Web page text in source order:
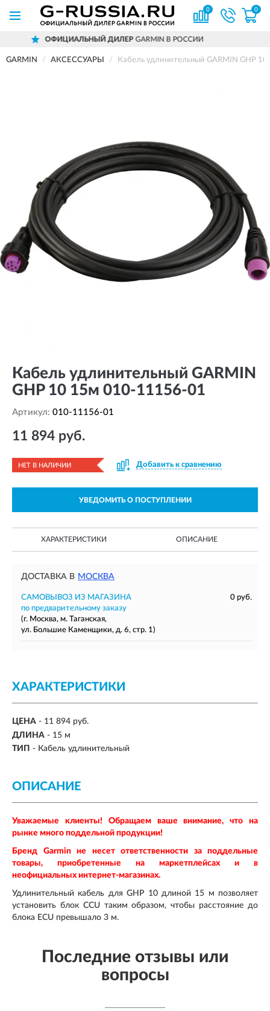
0 0
ДИЛЕРGARMIN В РОССИИ
GARMIN АКСЕССУАРЫ Кабель удлинительный GARMIN GHP
Кабель удлинительный GARMIN
GHP 10 15м 010-11156-01
Артикул: 010-11156-01
11 894 руб.
НЕТ В НАЛИЧИИ Добавить к сравнению
УВЕДОМИТЬ О ПОСТУПЛЕНИИ
ХАРАКТЕРИСТИКИ ОПИСАНИЕ
ДОСТАВКА В МОСКВА
САМОВЫВОЗ ИЗ МАГАЗИНА
0 руб.
по предварительному заказу
(г. Москва, м. Таганская,
ул. Большие Каменщики, д. 6, стр. 1)
ХАРАКТЕРИСТИКИ
ЦЕНА - 11 894 руб.
ДЛИНА - 15 м
ТИП - Кабель удлинительный
ОПИСАНИЕ
Уважаемые клиенты! Обращаем ваше внимание, что на
рынке много поддельной продукции!
Бренд Garmin не несет ответственности за поддельные
товары, приобретенные на маркетплейсах и в
неофициальных интернет-магазинах.
Удлинительный кабель для GHP 10 длиной 15 м позволяет
установить блок CCU таким образом, чтобы расстояние до
блока ECU превышало 3 м.
Последние отзывы или
вопросы